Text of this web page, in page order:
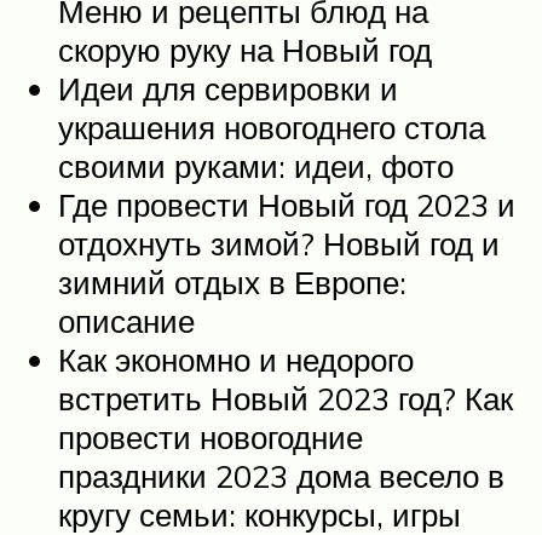
Меню и рецепты блюд на
скорую руку на Новый год
Идеи для сервировки и
украшения новогоднего стола
своими руками: идеи, фото
Где провести Новый год 2023 и
отдохнуть зимой? Новый год и
зимний отдых в Европе:
описание
Как экономно и недорого
встретить Новый 2023 год? Как
провести новогодние
праздники 2023 дома весело в
кругу семьи: конкурсы, игры